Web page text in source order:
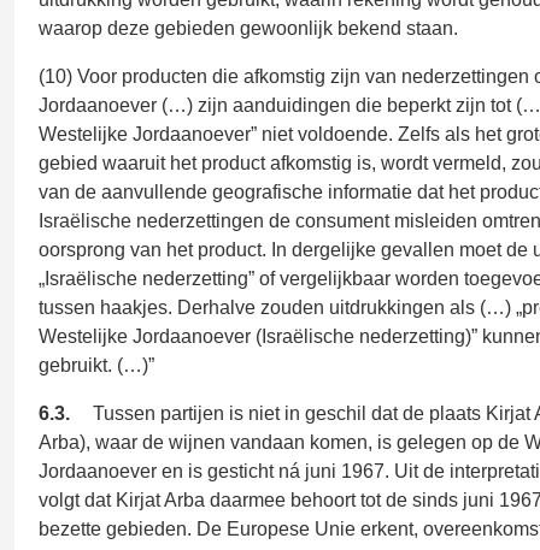
waarop deze gebieden gewoonlijk bekend staan.
(10) Voor producten die afkomstig zijn van nederzettingen
Jordaanoever (…) zijn aanduidingen die beperkt zijn tot
Westelijke Jordaanoever” niet voldoende. Zelfs als het
gebied waaruit het product afkomstig is, wordt vermeld,
van de aanvullende geografische informatie dat het
Israëlische nederzettingen de consument misleiden
oorsprong van het product. In dergelijke gevallen moet de
„Israëlische nederzetting” of vergelijkbaar worden
tussen haakjes. Derhalve zouden uitdrukkingen als (…)
Westelijke Jordaanoever (Israëlische nederzetting)”
gebruikt. (…)”
6.3.
Tussen partijen is niet in geschil dat de plaats Kirjat
Arba), waar de wijnen vandaan komen, is gelegen op de
Jordaanoever en is gesticht ná juni 1967. Uit de
volgt dat Kirjat Arba daarmee behoort tot de sinds juni
bezette gebieden. De Europese Unie erkent,